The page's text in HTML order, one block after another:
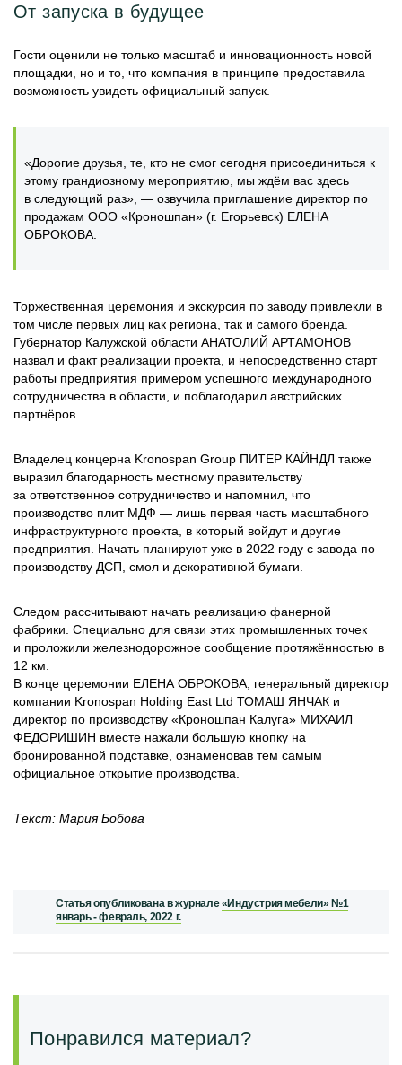
От запуска в будущее
Гости оценили не только масштаб и инновационность новой
площадки, но и то, что компания в принципе предоставила
возможность увидеть официальный запуск.
«Дорогие друзья, те, кто не смог сегодня присоединиться к
этому грандиозному мероприятию, мы ждём вас здесь
в следующий раз», — озвучила приглашение директор по
продажам ООО «Кроношпан» (г. Егорьевск) ЕЛЕНА
ОБРОКОВА.
Торжественная церемония и экскурсия по заводу привлекли в
том числе первых лиц как региона, так и самого бренда.
Губернатор Калужской области АНАТОЛИЙ АРТАМОНОВ
назвал и факт реализации проекта, и непосредственно старт
работы предприятия примером успешного международного
сотрудничества в области, и поблагодарил австрийских
партнёров.
Владелец концерна Kronospan Group ПИТЕР КАЙНДЛ также
выразил благодарность местному правительству
за ответственное сотрудничество и напомнил, что
производство плит МДФ — лишь первая часть масштабного
инфраструктурного проекта, в который войдут и другие
предприятия. Начать планируют уже в 2022 году с завода по
производству ДСП, смол и декоративной бумаги.
Следом рассчитывают начать реализацию фанерной
фабрики. Специально для связи этих промышленных точек
и проложили железнодорожное сообщение протяжённостью в
12 км.
В конце церемонии ЕЛЕНА ОБРОКОВА, генеральный директор
компании Kronospan Holding East Ltd ТОМАШ ЯНЧАК и
директор по производству «Кроношпан Калуга» МИХАИЛ
ФЕДОРИШИН вместе нажали большую кнопку на
бронированной подставке, ознаменовав тем самым
официальное открытие производства.
Текст: Мария Бобова
Статья опубликована в журнале«Индустрия мебели» №1
январь - февраль, 2022 г.
Понравился материал?